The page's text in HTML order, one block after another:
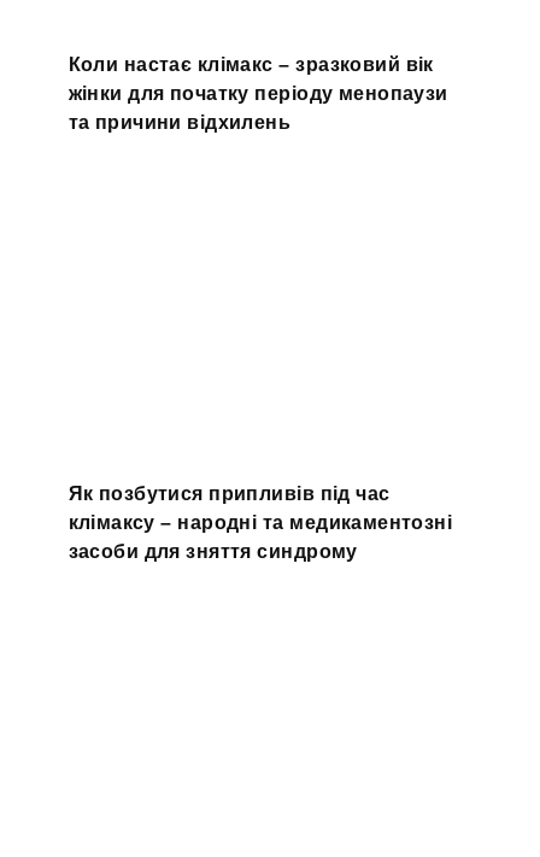
Коли настає клімакс – зразковий вік
жінки для початку періоду менопаузи
та причини відхилень
Як позбутися припливів під час
клімаксу – народні та медикаментозні
засоби для зняття синдрому